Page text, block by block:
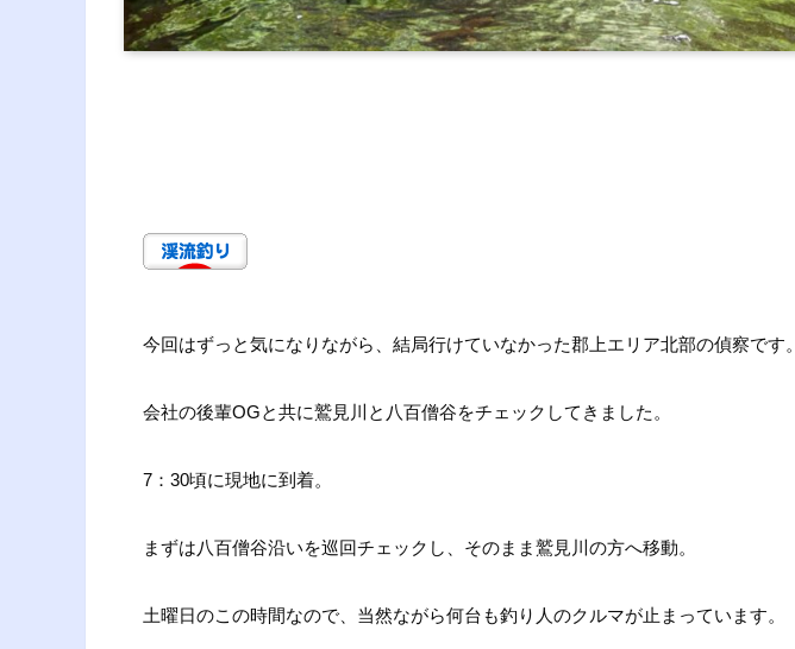
今回はずっと気になりながら、結局行けていなかった郡上エリア北部の偵察です。
会社の後輩OGと共に鷲見川と八百僧谷をチェックしてきました。
7：30頃に現地に到着。
まずは八百僧谷沿いを巡回チェックし、そのまま鷲見川の方へ移動。
土曜日のこの時間なので、当然ながら何台も釣り人のクルマが止まっています。